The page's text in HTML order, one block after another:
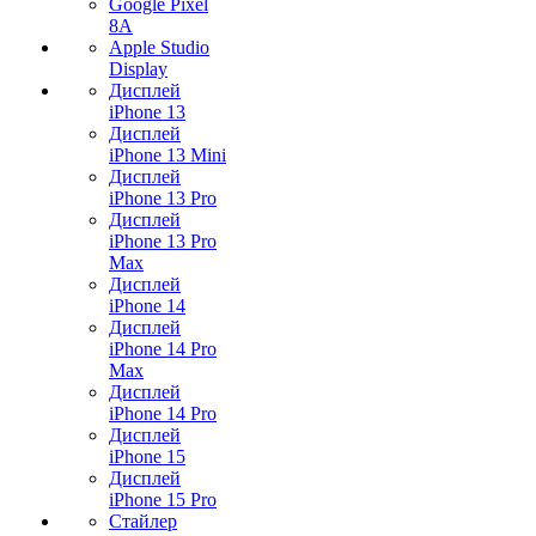
Google Pixel
8A
Apple Studio
Display
Дисплей
iPhone 13
Дисплей
iPhone 13 Mini
Дисплей
iPhone 13 Pro
Дисплей
iPhone 13 Pro
Max
Дисплей
iPhone 14
Дисплей
iPhone 14 Pro
Max
Дисплей
iPhone 14 Pro
Дисплей
iPhone 15
Дисплей
iPhone 15 Pro
Стайлер